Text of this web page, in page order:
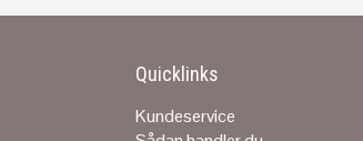
Quicklinks
Kundeservice